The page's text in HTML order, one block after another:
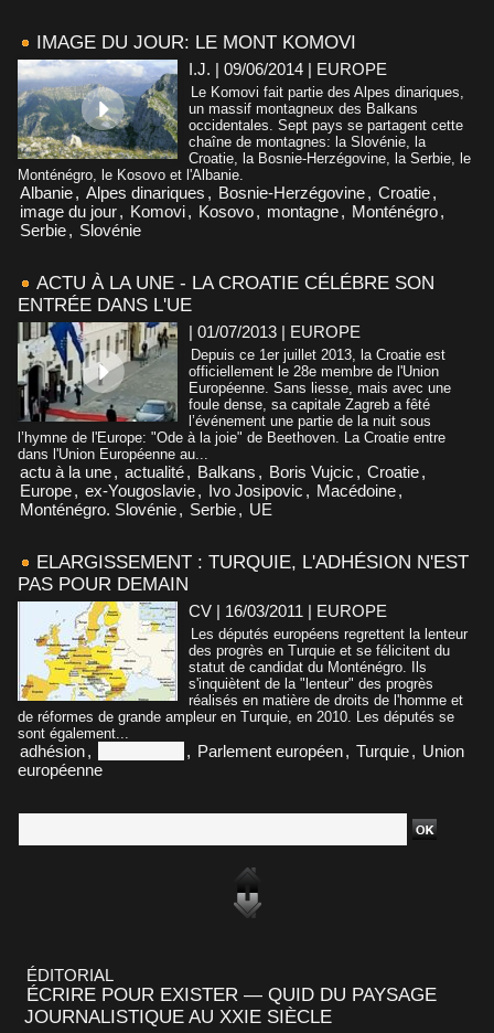
IMAGE DU JOUR: LE MONT KOMOVI
I.J. | 09/06/2014 | EUROPE
Le Komovi fait partie des Alpes dinariques,
un massif montagneux des Balkans
occidentales. Sept pays se partagent cette
chaîne de montagnes: la Slovénie, la
Croatie, la Bosnie-Herzégovine, la Serbie, le
Monténégro, le Kosovo et l'Albanie.
Albanie, Alpes dinariques , Bosnie-Herzégovine, Croatie,
image du jour, Komovi, Kosovo, montagne, Monténégro,
Serbie, Slovénie
ACTU À LA UNE - LA CROATIE CÉLÉBRE SON
ENTRÉE DANS L'UE
| 01/07/2013 | EUROPE
Depuis ce 1er juillet 2013, la Croatie est
officiellement le 28e membre de l'Union
Européenne. Sans liesse, mais avec une
foule dense, sa capitale Zagreb a fêté
l’événement une partie de la nuit sous
l’hymne de l'Europe: "Ode à la joie" de Beethoven. La Croatie entre
dans l'Union Européenne au...
actu à la une, actualité, Balkans , Boris Vujcic , Croatie,
Europe, ex-Yougoslavie, Ivo Josipovic , Macédoine,
Monténégro. Slovénie, Serbie, UE
ELARGISSEMENT : TURQUIE, L'ADHÉSION N'EST
PAS POUR DEMAIN
CV | 16/03/2011 | EUROPE
Les députés européens regrettent la lenteur
des progrès en Turquie et se félicitent du
statut de candidat du Monténégro. Ils
s'inquiètent de la "lenteur" des progrès
réalisés en matière de droits de l'homme et
de réformes de grande ampleur en Turquie, en 2010. Les députés se
sont également...
adhésion, , Parlement européen, Turquie, Union
européenne
ÉDITORIAL
ÉCRIRE POUR EXISTER — QUID DU PAYSAGE
JOURNALISTIQUE AU XXIE SIÈCLE